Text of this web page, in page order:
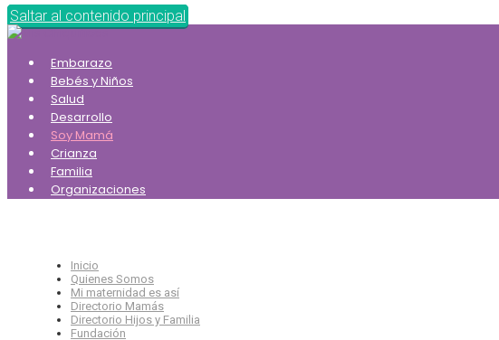
Saltar al contenido principal
Embarazo
Bebés y Niños
Salud
Desarrollo
Soy Mamá
Crianza
Familia
Organizaciones
Inicio
Quienes Somos
Mi maternidad es así
Directorio Mamás
Directorio Hijos y Familia
Fundación